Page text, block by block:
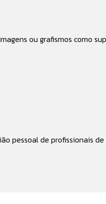
ou grafismos como
pessoal de profissionais